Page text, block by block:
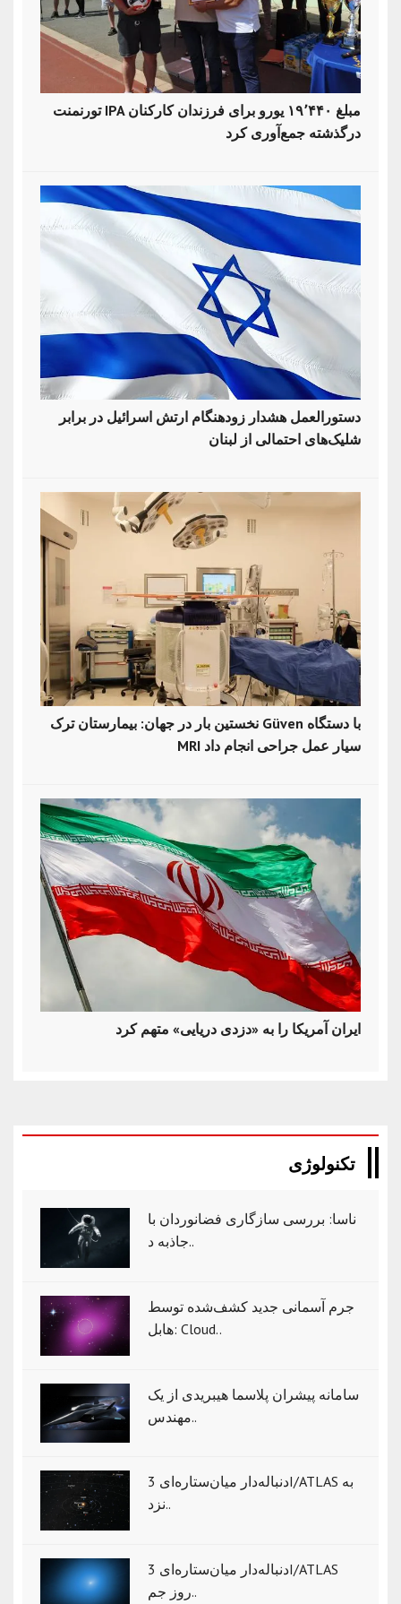
تورنمنت IPA مبلغ ۱۹٬۴۴۰ یورو برای فرزندان کارکنان
درگذشته جمع‌آوری کرد
دستورالعمل هشدار زودهنگام ارتش اسرائیل در برابر
شلیک‌های احتمالی از لبنان
نخستین بار در جهان: بیمارستان ترک Güven با دستگاه
MRI سیار عمل جراحی انجام داد
ایران آمریکا را به «دزدی دریایی» متهم کرد
تکنولوژی
ناسا: بررسی سازگاری فضانوردان با
جاذبه د..
جرم آسمانی جدید کشف‌شده توسط
هابل: Cloud..
سامانه پیشران پلاسما هیبریدی از یک
مهندس..
دنباله‌دار میان‌ستاره‌ای 3I/ATLAS به
نزد..
دنباله‌دار میان‌ستاره‌ای 3I/ATLAS
روز جم..